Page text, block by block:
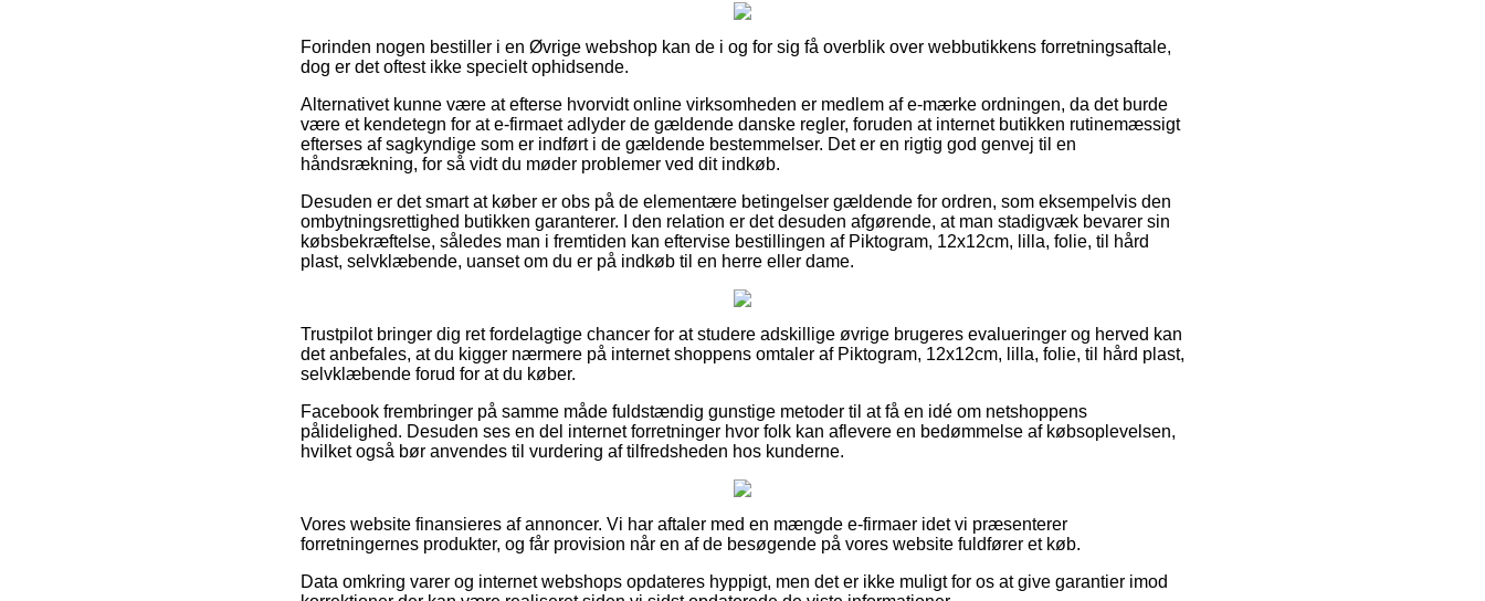
Forinden nogen bestiller i en Øvrige webshop kan de i og for sig få overblik over webbutikkens forretningsaftale,
dog er det oftest ikke specielt ophidsende.
Alternativet kunne være at efterse hvorvidt online virksomheden er medlem af e-mærke ordningen, da det burde
være et kendetegn for at e-firmaet adlyder de gældende danske regler, foruden at internet butikken rutinemæssigt
efterses af sagkyndige som er indført i de gældende bestemmelser. Det er en rigtig god genvej til en
håndsrækning, for så vidt du møder problemer ved dit indkøb.
Desuden er det smart at køber er obs på de elementære betingelser gældende for ordren, som eksempelvis den
ombytningsrettighed butikken garanterer. I den relation er det desuden afgørende, at man stadigvæk bevarer sin
købsbekræftelse, således man i fremtiden kan eftervise bestillingen af Piktogram, 12x12cm, lilla, folie, til hård
plast, selvklæbende, uanset om du er på indkøb til en herre eller dame.
Trustpilot bringer dig ret fordelagtige chancer for at studere adskillige øvrige brugeres evalueringer og herved kan
det anbefales, at du kigger nærmere på internet shoppens omtaler af Piktogram, 12x12cm, lilla, folie, til hård plast,
selvklæbende forud for at du køber.
Facebook frembringer på samme måde fuldstændig gunstige metoder til at få en idé om netshoppens
pålidelighed. Desuden ses en del internet forretninger hvor folk kan aflevere en bedømmelse af købsoplevelsen,
hvilket også bør anvendes til vurdering af tilfredsheden hos kunderne.
Vores website finansieres af annoncer. Vi har aftaler med en mængde e-firmaer idet vi præsenterer
forretningernes produkter, og får provision når en af de besøgende på vores website fuldfører et køb.
Data omkring varer og internet webshops opdateres hyppigt, men det er ikke muligt for os at give garantier imod